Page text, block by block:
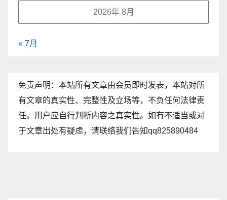
2026年 8月
« 7月
免责声明：本站所有文章由会员即时发表，本站对所
有文章的真实性、完整性及立场等，不负任何法律责
任。用户应自行判断内容之真实性。如有不适当或对
于文章出处有疑虑，请联络我们告知qq825890484